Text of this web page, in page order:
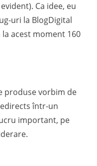
Ca idee, eu
uri la BlogDigital
acest moment 160
produse vorbim de
într-un
important, pe